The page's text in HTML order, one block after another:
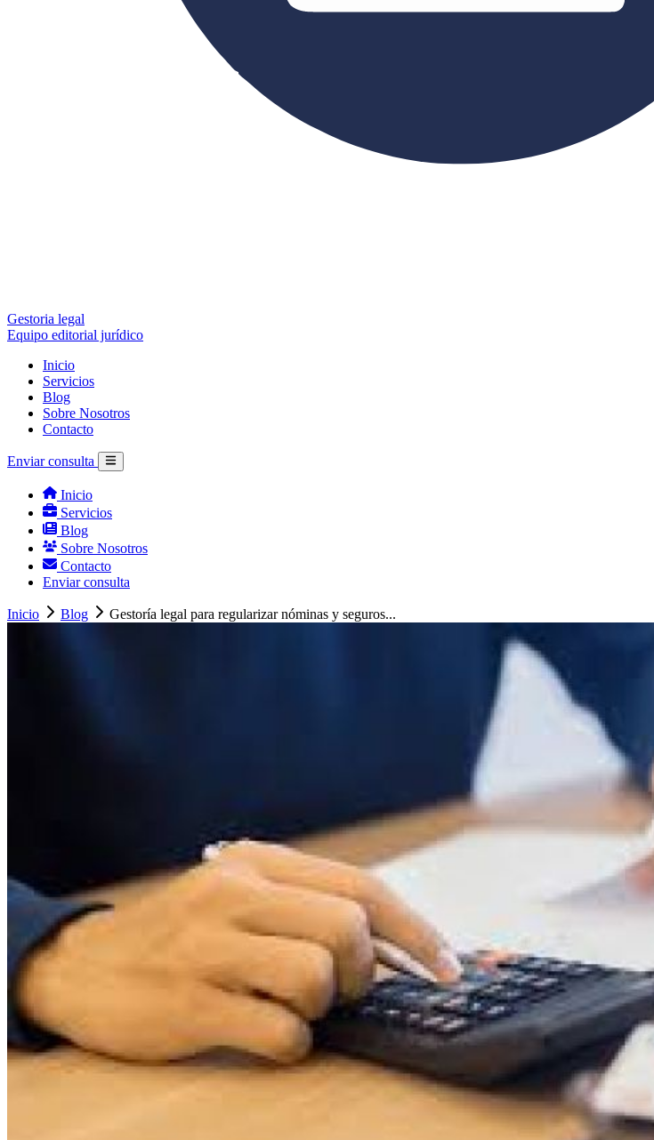
Gestoria legal
Equipo editorial jurídico
Inicio
Servicios
Blog
Sobre Nosotros
Contacto
Enviar consulta
Inicio
Servicios
Blog
Sobre Nosotros
Contacto
Enviar consulta
Inicio Blog Gestoría legal para regularizar nóminas y seguros...